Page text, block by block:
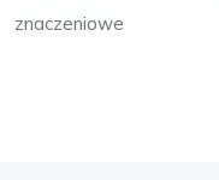
znaczeniowe